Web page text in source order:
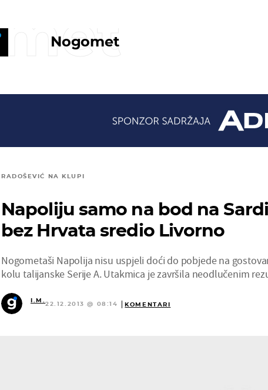
Nogomet
RADOŠEVIĆ NA KLUPI
Napoliju samo na bod na
bez Hrvata sredio Livorno
Nogometaši Napolija nisu uspjeli doći do pobjede na
kolu talijanske Serije A. Utakmica je završila neodlučenim
I.M.
22.12.2013 @ 08:14 KOMENTARI